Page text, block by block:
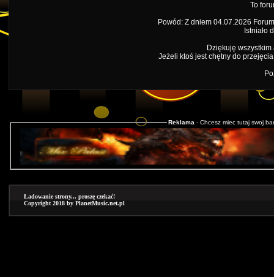
To
Powód: Z dniem 04.07.2026
Istniało
Dziękuję
Jeżeli ktoś jest chętny do
Reklama - Chcesz miec tutaj swoj
Ładowanie strony... proszę czekać!
Copyright 2018 by PlanetMusic.net.pl